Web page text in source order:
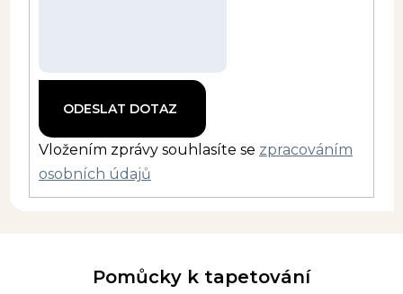
Vložením zprávy souhlasíte se zpracováním
osobních údajů
Pomůcky k tapetování